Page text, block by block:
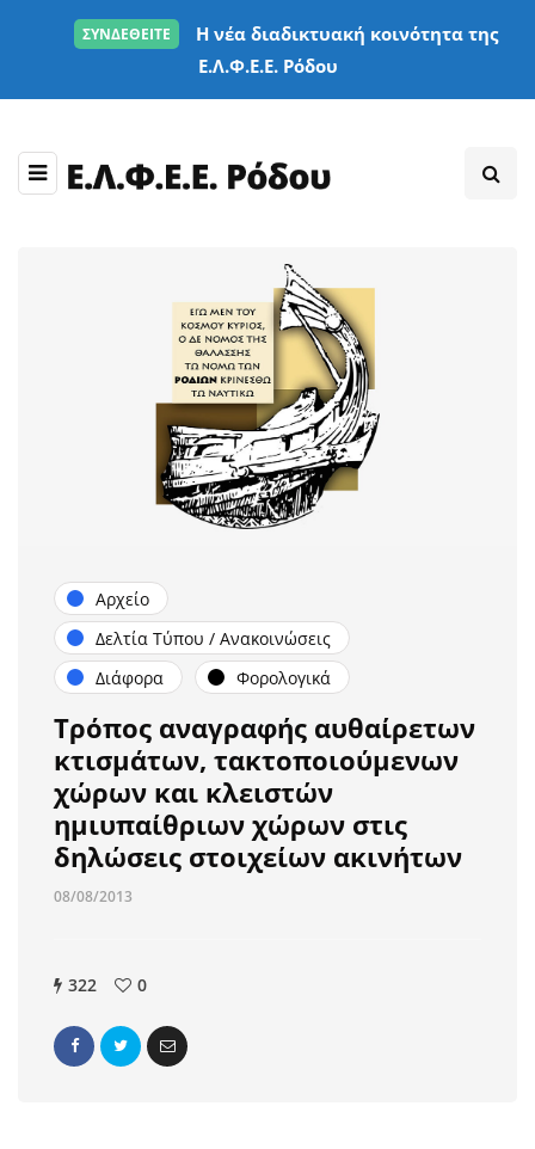
ΣΥΝΔΕΘΕΙΤΕ
Η νέα διαδικτυακή κοινότητα της
Ε.Λ.Φ.Ε.Ε. Ρόδου
Αρχείο
Δελτία Τύπου / Ανακοινώσεις
Διάφορα
Φορολογικά
Τρόπος αναγραφής αυθαίρετων
κτισμάτων, τακτοποιούμενων
χώρων και κλειστών
ημιυπαίθριων χώρων στις
δηλώσεις στοιχείων ακινήτων
08/08/2013
322 0